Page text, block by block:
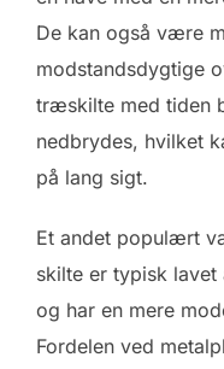
De kan også være
modstandsdygtige
træskilte med tiden
nedbrydes, hvilket
på lang sigt.
Et andet populært
skilte er typisk
og har en mere
Fordelen ved